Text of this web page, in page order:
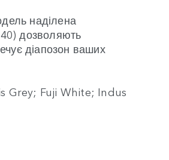
наділена
дозволяють
діапозон ваших
Grey; Fuji White; Indus